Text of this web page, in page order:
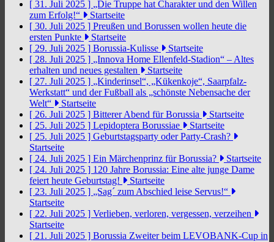
[ 31. Juli 2025 ] „Die Truppe hat Charakter und den Willen
zum Erfolg!“
Startseite
[ 30. Juli 2025 ] Preußen und Borussen wollen heute die
ersten Punkte
Startseite
[ 29. Juli 2025 ] Borussia-Kulisse
Startseite
[ 28. Juli 2025 ] „Innova Home Ellenfeld-Stadion“ – Altes
erhalten und neues gestalten
Startseite
[ 27. Juli 2025 ] „Kinderinsel“, „Kükenkoje“, Saarpfalz-
Werkstatt“ und der Fußball als „schönste Nebensache der
Welt“
Startseite
[ 26. Juli 2025 ] Bitterer Abend für Borussia
Startseite
[ 25. Juli 2025 ] Lepidoptera Borussiae
Startseite
[ 25. Juli 2025 ] Geburtstagsparty oder Party-Crash?
Startseite
[ 24. Juli 2025 ] Ein Märchenprinz für Borussia?
Startseite
[ 24. Juli 2025 ] 120 Jahre Borussia: Eine alte junge Dame
feiert heute Geburtstag!
Startseite
[ 23. Juli 2025 ] „Sag´ zum Abschied leise Servus!“
Startseite
[ 22. Juli 2025 ] Verlieben, verloren, vergessen, verzeihen
Startseite
[ 21. Juli 2025 ] Borussia Zweiter beim LEVOBANK-Cup in